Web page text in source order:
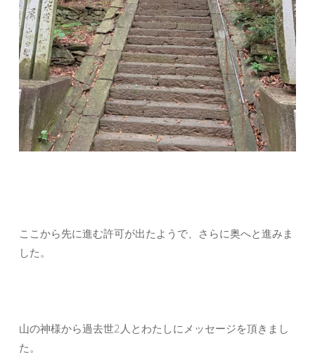
ここから先に進む許可が出たようで、さらに奥へと進みま
した。
山の神様から過去世2人とわたしにメッセージを頂きまし
た。